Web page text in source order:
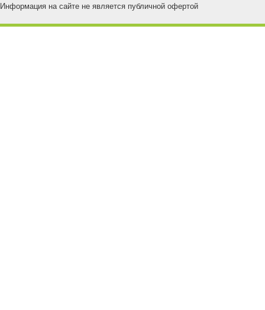
Информация на сайте не является публичной офертой